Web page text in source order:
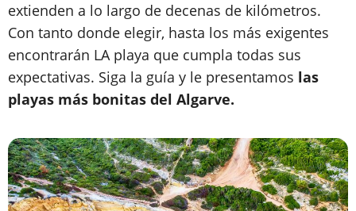
extienden a lo largo de decenas de kilómetros.
Con tanto donde elegir, hasta los más exigentes
encontrarán LA playa que cumpla todas sus
expectativas. Siga la guía y le presentamos las
playas más bonitas del Algarve.